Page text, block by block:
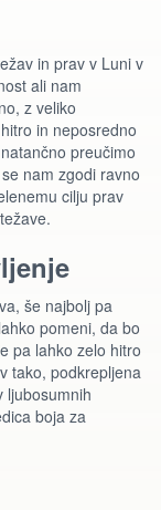
in prav v Luni v
ali nam
z veliko
in neposredno
preučimo
nam zgodi ravno
cilju prav
še najbolj pa
pomeni, da bo
pa lahko zelo hitro
tako, podkrepljena
ljubosumnih
boja za